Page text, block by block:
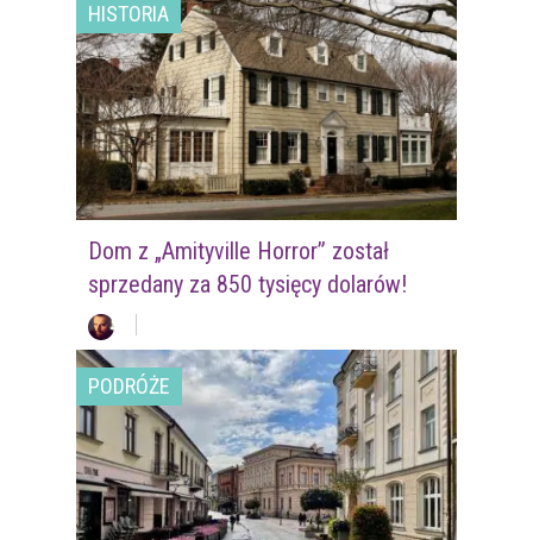
HISTORIA
Dom z „Amityville Horror” został
sprzedany za 850 tysięcy dolarów!
PODRÓŻE